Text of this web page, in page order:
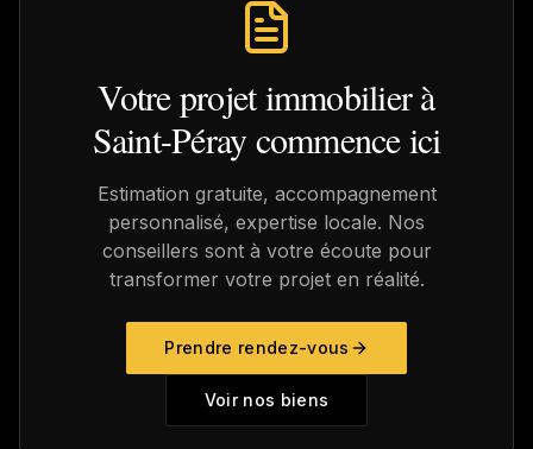
Votre projet immobilier à
Saint-Péraycommence ici
Estimation gratuite, accompagnement
personnalisé, expertise locale. Nos
conseillers sont à votre écoute pour
transformer votre projet en réalité.
Prendre rendez-vous
Voir nos biens